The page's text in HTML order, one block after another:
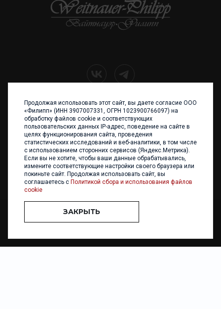
+7 (4012) 960 898
236017 Калининград,
ул. Каштановая аллея, 47
Телефон: +7 4012 960 898,
+7 4012 960 856
Написать нам
ООО «ФИЛИПП» © 2013 - 2026. Все права защищены
Разработка и
Продолжая использовать этот сайт, вы даете согласие ООО
«Филипп» (ИНН 3907007331, ОГРН 1023900766097) на
обработку файлов cookie и соответствующих
пользовательских данных IP-адрес, поведение на сайте в
целях функционирования сайта, проведения
статистических исследований и веб-аналитики, в том числе
с использованием сторонних сервисов (Яндекс.Метрика).
Если вы не хотите, чтобы ваши данные обрабатывались,
измените соответствующие настройки своего браузера или
покиньте сайт. Продолжая использовать сайт, вы
соглашаетесь с Политикой сбора и использования файлов
cookie
ЗАКРЫТЬ